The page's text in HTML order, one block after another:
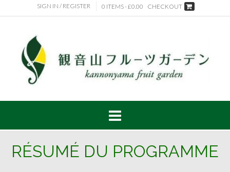
SIGN IN / REGISTER 0 ITEMS -£0.00 CHECKOUT
RÉSUMÉ DU PROGRAMME